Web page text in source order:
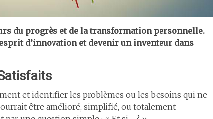
du progrès et de la transformation personnelle.
d’innovation et devenir un inventeur dans
et identifier les problèmes ou les besoins qui ne
être amélioré, simplifié, ou totalement